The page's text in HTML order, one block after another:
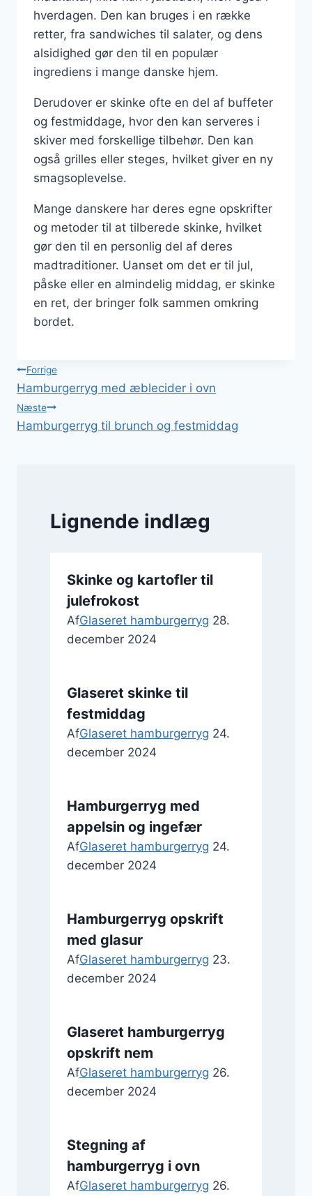
hverdagen. Den kan bruges i en række
retter, fra sandwiches til salater, og dens
alsidighed gør den til en populær
ingrediens i mange danske hjem.
Derudover er skinke ofte en del af buffeter
og festmiddage, hvor den kan serveres i
skiver med forskellige tilbehør. Den kan
også grilles eller steges, hvilket giver en ny
smagsoplevelse.
Mange danskere har deres egne opskrifter
og metoder til at tilberede skinke, hvilket
gør den til en personlig del af deres
madtraditioner. Uanset om det er til jul,
påske eller en almindelig middag, er skinke
en ret, der bringer folk sammen omkring
bordet.
Indlægsnavigation
Forrige
Hamburgerryg med æblecider i ovn
Næste
Hamburgerryg til brunch og festmiddag
Lignende indlæg
Skinke og kartofler til
julefrokost
AfGlaseret hamburgerryg 28.
december 2024
Glaseret skinke til
festmiddag
AfGlaseret hamburgerryg 24.
december 2024
Hamburgerryg med
appelsin og ingefær
AfGlaseret hamburgerryg 24.
december 2024
Hamburgerryg opskrift
med glasur
AfGlaseret hamburgerryg 23.
december 2024
Glaseret hamburgerryg
opskrift nem
AfGlaseret hamburgerryg 26.
december 2024
Stegning af
hamburgerryg i ovn
AfGlaseret hamburgerryg 26.